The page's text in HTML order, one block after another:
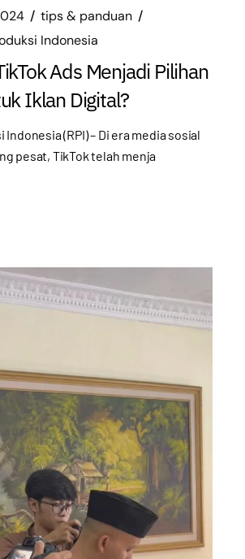
tips & panduan
Indonesia
Ads Menjadi Pilihan
Iklan Digital?
Indonesia (RPI) – Di era media sosial
pesat, TikTok telah menja